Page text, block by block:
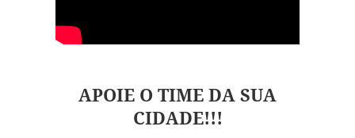
APOIE O TIME DA SUA
CIDADE!!!